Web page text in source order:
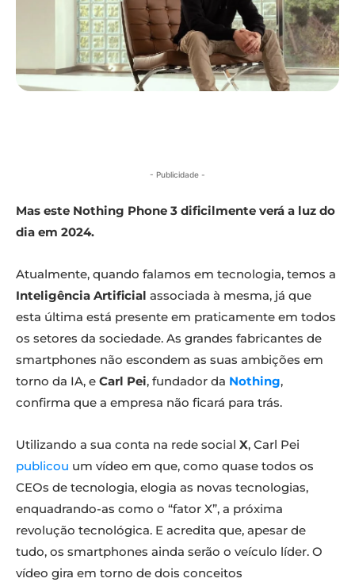
- Publicidade -
Mas este Nothing Phone 3 dificilmente verá a luz do
dia em 2024.
Atualmente, quando falamos em tecnologia, temos a
Inteligência Artificial associada à mesma, já que
esta última está presente em praticamente em todos
os setores da sociedade. As grandes fabricantes de
smartphones não escondem as suas ambições em
torno da IA, e Carl Pei, fundador da Nothing,
confirma que a empresa não ficará para trás.
Utilizando a sua conta na rede social X, Carl Pei
publicou um vídeo em que, como quase todos os
CEOs de tecnologia, elogia as novas tecnologias,
enquadrando-as como o “fator X”, a próxima
revolução tecnológica. E acredita que, apesar de
tudo, os smartphones ainda serão o veículo líder. O
vídeo gira em torno de dois conceitos